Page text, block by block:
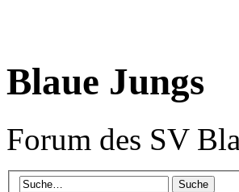
Blaue Jungs
Forum des SV